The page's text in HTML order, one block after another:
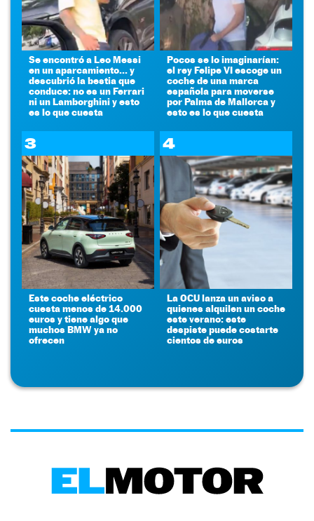
Se encontró a Leo Messi
en un aparcamiento... y
descubrió la bestia que
conduce: no es un Ferrari
ni un Lamborghini y esto
es lo que cuesta
Pocos se lo imaginarían:
el rey Felipe VI escoge un
coche de una marca
española para moverse
por Palma de Mallorca y
esto es lo que cuesta
3
Este coche eléctrico
cuesta menos de 14.000
euros y tiene algo que
muchos BMW ya no
ofrecen
4
La OCU lanza un aviso a
quienes alquilen un coche
este verano: este
despiste puede costarte
cientos de euros